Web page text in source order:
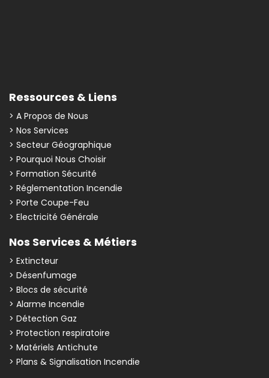
Ressources & Liens
> A Propos de Nous
> Nos Services
> Secteur Géographique
> Pourquoi Nous Choisir
> Formation Sécurité
> Réglementation Incendie
> Porte Coupe-Feu
> Electricité Générale
Nos Services & Métiers
> Extincteur
> Désenfumage
> Blocs de sécurité
> Alarme Incendie
> Détection Gaz
> Protection respiratoire
> Matériels Antichute
> Plans & Signalisation Incendie